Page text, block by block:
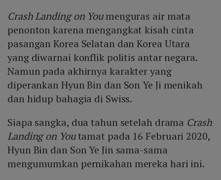
Crash Landing on Youmenguras air mata
penonton karena mengangkat kisah cinta
pasangan Korea Selatan dan Korea Utara
yang diwarnai konflik politis antar negara.
Namun pada akhirnya karakter yang
diperankan Hyun Bin dan Son Ye Ji menikah
dan hidup bahagia di Swiss.
Siapa sangka, dua tahun setelah drama Crash
Landing on Youtamat pada 16 Februari 2020,
Hyun Bin dan Son Ye Jin sama-sama
mengumumkan pernikahan mereka hari ini.